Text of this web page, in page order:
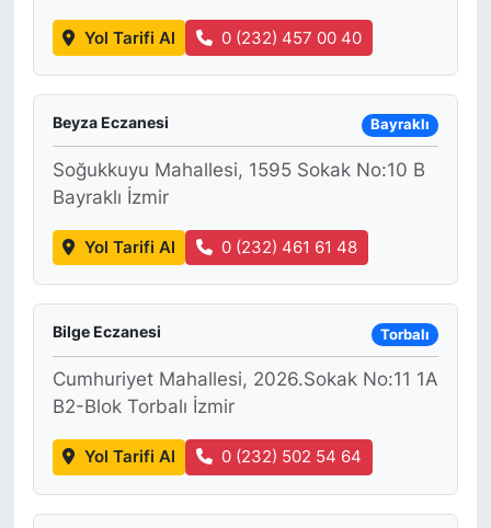
Yol Tarifi Al 0 (232) 457 00 40
Beyza Eczanesi Bayraklı
Soğukkuyu Mahallesi, 1595 Sokak No:10 B
Bayraklı İzmir
Yol Tarifi Al 0 (232) 461 61 48
Bilge Eczanesi Torbalı
Cumhuriyet Mahallesi, 2026.Sokak No:11 1A
B2-Blok Torbalı İzmir
Yol Tarifi Al 0 (232) 502 54 64